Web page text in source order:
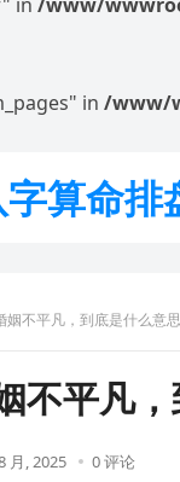
in /www/
算命排
姻不平凡，到底是什么意
不平凡
月, 2025 0 评论